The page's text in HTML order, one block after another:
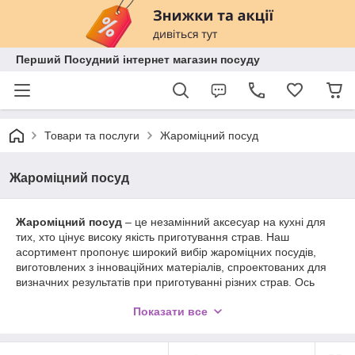
Перший Посудний інтернет магазин посуду
Товари та послуги Жароміцний посуд
Жароміцний посуд
Жароміцний посуд – це незамінний аксесуар на кухні для
тих, хто цінує високу якість приготування страв. Наш
асортимент пропонує широкий вибір жароміцних посудів,
виготовлених з інноваційних матеріалів, спроектованих для
визначних результатів при приготуванні різних страв. Ось
Жароміцні Матеріали:Наші вироби виготовлені з
Показати все